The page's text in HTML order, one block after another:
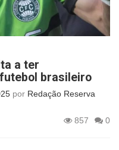
a ter
brasileiro
por Redação Reserva
857
0